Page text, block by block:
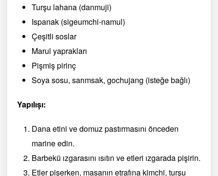
Turşu lahana (danmuji)
Ispanak (sigeumchi-namul)
Çeşitli soslar
Marul yaprakları
Pişmiş pirinç
Soya sosu, sarımsak, gochujang (isteğe bağlı)
Yapılışı:
Dana etini ve domuz pastırmasını önceden
marine edin.
Barbekü ızgarasını ısıtın ve etleri ızgarada pişirin.
Etler pişerken, masanın etrafına kimchi, turşu